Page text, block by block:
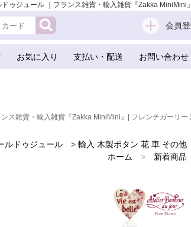
ゥジュール ｜フランス雑貨・輸入雑貨『Zakka
会員
お気に入り 支払い・配送 お問い合わせ
ンス雑貨・輸入雑貨『Zakka MiniMini』| フレンチガーリ
ルドゥジュール > 輸入 木製ボタン 花 車 その他
ホーム
>
新着商品
輸入ボタン アトリエ・ボヌール・ドゥ・ジュール
>
かわいい雑貨
手芸用品 ハンドメイド 素材